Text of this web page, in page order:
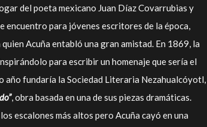
del poeta mexicano Juan Díaz Covarrubias y
encuentro para jóvenes escritores de la época,
Acuña entabló una gran amistad. En 1869, la
para escribir un homenaje que sería el
año fundaría la Sociedad Literaria Nezahualcóyotl,
, obra basada en una de sus piezas dramáticas.
escalones más altos pero Acuña cayó en una